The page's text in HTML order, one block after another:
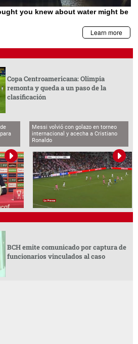
Copa Centroamericana: Olimpia
remonta y queda a un paso de la
clasificación
Messi volvió con golazo en torneo
internacional y acecha a Cristiano
Ronaldo
BCH emite comunicado por captura de
funcionarios vinculados al caso